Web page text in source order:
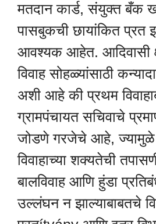
मतदान कार्ड, संयुक्त बँक
पासबुकची छायांकित प्रत
आवश्यक आहेत. आदिवासी
विवाह सोहळ्यांसाठी
अशी आहे की प्रथम
ग्रामपंचायत सचिवाचे
जोडणे गरजेचे आहे, ज्यामुळे
विवाहाच्या शक्यतेची
बालविवाह आणि हुंडा
उल्लंघन न झाल्याबाबतचे